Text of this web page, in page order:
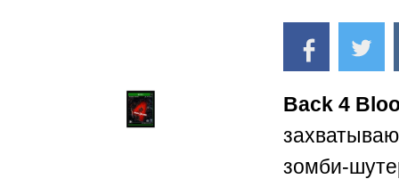
Back 4
зомби-